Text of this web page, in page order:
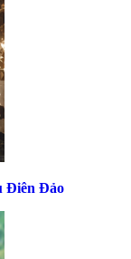
Điên Đảo